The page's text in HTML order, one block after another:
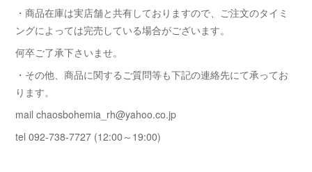
・商品在庫は実店舗と共有しておりますので、ご注文のタイミ
ングによっては完売している場合がございます。
何卒ご了承下さいませ。
・その他、商品に関するご質問等も下記の連絡先にて承ってお
ります。
mail chaosbohemia_rh@yahoo.co.jp
tel 092-738-7727 (12:00～19:00)